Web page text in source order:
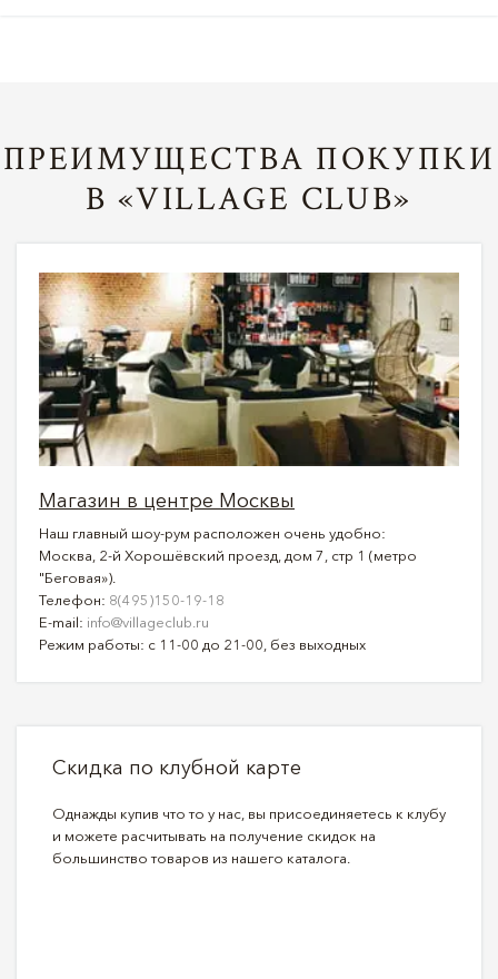
ПРЕИМУЩЕСТВА ПОКУПКИ
В «VILLAGE CLUB»
Магазин в центре Москвы
Наш главный шоу-рум расположен очень удобно:
Москва, 2-й Хорошёвский проезд, дом 7, стр 1 (метро
"Беговая»).
Телефон: 8(495)150-19-18
E-mail: info@villageclub.ru
Режим работы: с 11-00 до 21-00, без выходных
Скидка по клубной карте
Однажды купив что то у нас, вы присоединяетесь к клубу
и можете расчитывать на получение скидок на
большинство товаров из нашего каталога.